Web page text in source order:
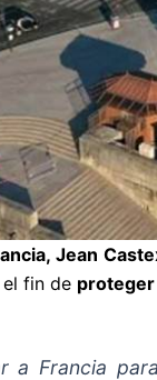
Jean
fin de proteger
a Francia